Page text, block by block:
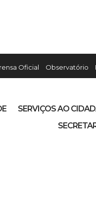
Oficial Observatório
SERVIÇOS AO